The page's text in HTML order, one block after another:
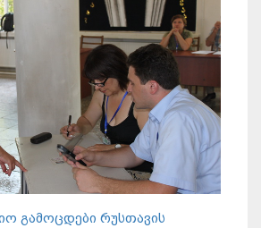
გამოცდები რუსთავის